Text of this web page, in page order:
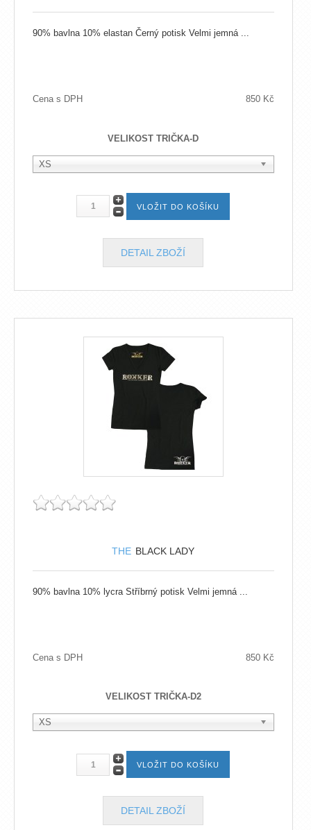
90% bavlna 10% elastan Černý potisk Velmi jemná ...
Cena s DPH 850 Kč
VELIKOST TRIČKA-D
XS
DETAIL ZBOŽÍ
THE BLACK LADY
90% bavlna 10% lycra Stříbrný potisk Velmi jemná ...
Cena s DPH 850 Kč
VELIKOST TRIČKA-D2
XS
DETAIL ZBOŽÍ